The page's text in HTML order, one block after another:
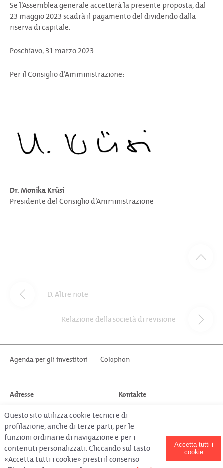
Se l’Assemblea generale accetterà la presente proposta, dal
23 maggio 2023 scadrà il pagamento del dividendo dalla
riserva di capitale.
Poschiavo, 31 marzo 2023
Per il Consiglio d’Amministrazione:
Dr. Monika Krüsi
Presidente del Consiglio d’Amministrazione
D. Altre note
Relazione della società di revisione
Agenda per gli investitori Colophon
Adresse
Via da Clalt 12
CH-7742 Poschiavo
Schweiz
Kontakte
www.repower.com
T +41 81 839 7111
Questo sito utilizza cookie tecnici e di
profilazione, anche di terze parti, per le
funzioni ordinarie di navigazione e per i
contenuti personalizzati. Cliccando sul tasto
«Accetta tutti i cookie» presti il consenso
Accetta tutti i
cookie